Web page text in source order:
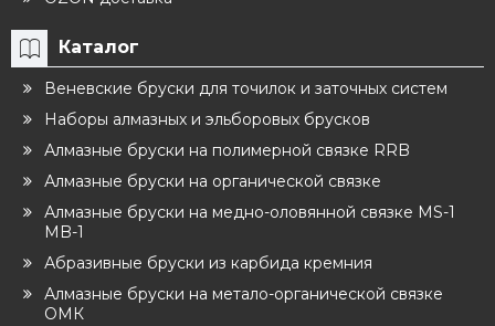
Каталог
Веневские бруски для точилок и заточных систем
Наборы алмазных и эльборовых брусков
Алмазные бруски на полимерной связке RRB
Алмазные бруски на органической связке
Алмазные бруски на медно-оловянной связке MS-1
MB-1
Абразивные бруски из карбида кремния
Алмазные бруски на метало-органической связке
ОМК